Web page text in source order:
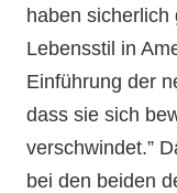
haben sicherlich
Lebensstil in
Einführung der
dass sie sich
verschwindet.”
bei den beiden